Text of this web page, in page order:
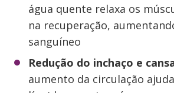
água quente relaxa os
na recuperação,
sanguíneo
Redução do inchaço e
aumento da circulação